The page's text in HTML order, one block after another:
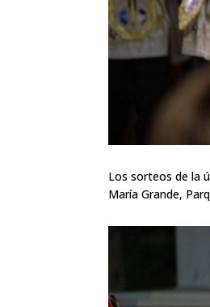
Los sorteos de la
María Grande,